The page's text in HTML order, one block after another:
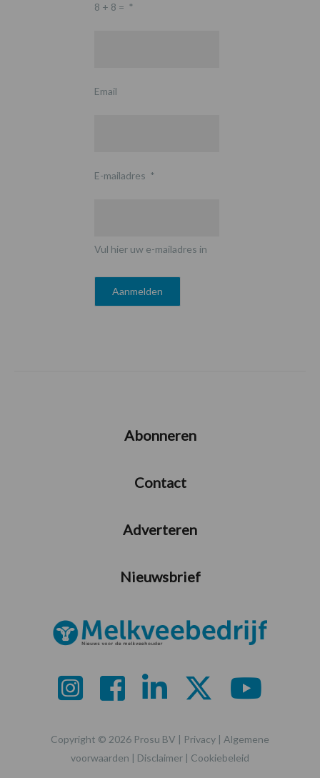
8 + 8 = *
Email
E-mailadres *
Vul hier uw e-mailadres in
Abonneren
Contact
Adverteren
Nieuwsbrief
Copyright © 2026 Prosu BV | Privacy | Algemene
voorwaarden | Disclaimer | Cookiebeleid